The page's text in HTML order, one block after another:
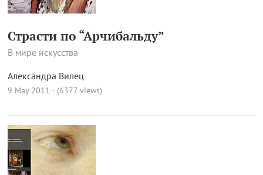
Страсти по “Арчибальду”
В мире искусства
Александра Вилец
9 May 2011 · (6377 views)